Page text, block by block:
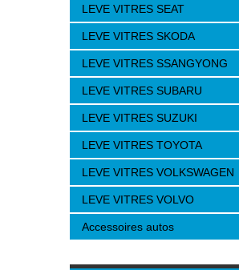
LEVE VITRES SEAT
LEVE VITRES SKODA
LEVE VITRES SSANGYONG
LEVE VITRES SUBARU
LEVE VITRES SUZUKI
LEVE VITRES TOYOTA
LEVE VITRES VOLKSWAGEN
LEVE VITRES VOLVO
Accessoires autos